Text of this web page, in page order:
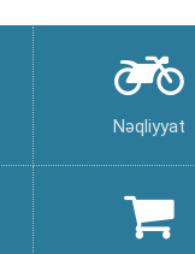
Nəqliyyat